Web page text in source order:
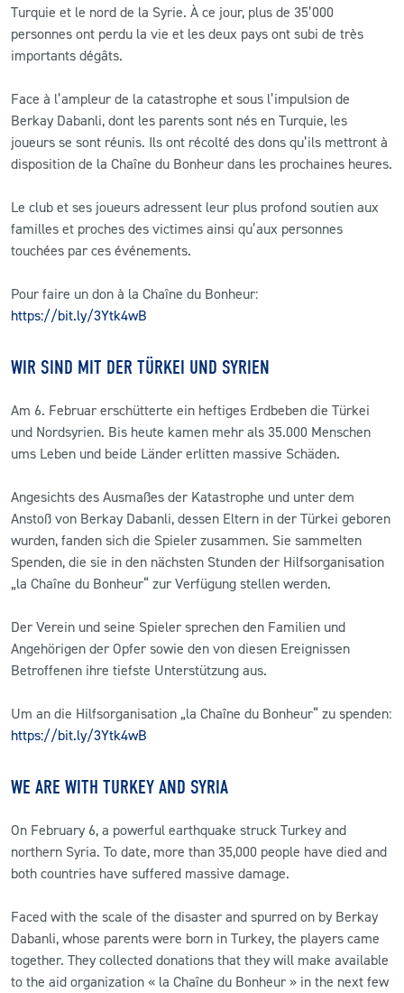
LS ACADEMY CAMPS
MATCH DES CELEBRITES
PRESSE ET MEDIAS
Turquie et le nord de la Syrie. À ce jour, plus de 35’000
personnes ont perdu la vie et les deux pays ont subi de très
importants dégâts.
Face à l’ampleur de la catastrophe et sous l’impulsion de
Berkay Dabanli, dont les parents sont nés en Turquie, les
joueurs se sont réunis. Ils ont récolté des dons qu’ils mettront à
disposition de la Chaîne du Bonheur dans les prochaines heures.
Le club et ses joueurs adressent leur plus profond soutien aux
familles et proches des victimes ainsi qu’aux personnes
touchées par ces événements.
Pour faire un don à la Chaîne du Bonheur:
https://bit.ly/3Ytk4wB
WIR SIND MIT DER TÜRKEI UND SYRIEN
Am 6. Februar erschütterte ein heftiges Erdbeben die Türkei
und Nordsyrien. Bis heute kamen mehr als 35.000 Menschen
ums Leben und beide Länder erlitten massive Schäden.
Angesichts des Ausmaßes der Katastrophe und unter dem
Anstoß von Berkay Dabanli, dessen Eltern in der Türkei geboren
wurden, fanden sich die Spieler zusammen. Sie sammelten
Spenden, die sie in den nächsten Stunden der Hilfsorganisation
„la Chaîne du Bonheur“ zur Verfügung stellen werden.
Der Verein und seine Spieler sprechen den Familien und
Angehörigen der Opfer sowie den von diesen Ereignissen
Betroffenen ihre tiefste Unterstützung aus.
Um an die Hilfsorganisation „la Chaîne du Bonheur“ zu spenden:
https://bit.ly/3Ytk4wB
WE ARE WITH TURKEY AND SYRIA
On February 6, a powerful earthquake struck Turkey and
northern Syria. To date, more than 35,000 people have died and
both countries have suffered massive damage.
Faced with the scale of the disaster and spurred on by Berkay
Dabanli, whose parents were born in Turkey, the players came
together. They collected donations that they will make available
to the aid organization « la Chaîne du Bonheur » in the next few